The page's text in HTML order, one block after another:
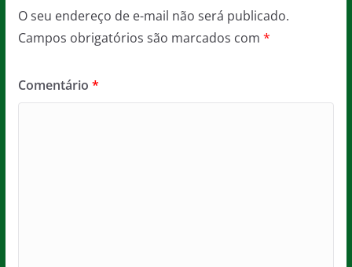
O seu endereço de e-mail não será publicado.
Campos obrigatórios são marcados com *
Comentário *